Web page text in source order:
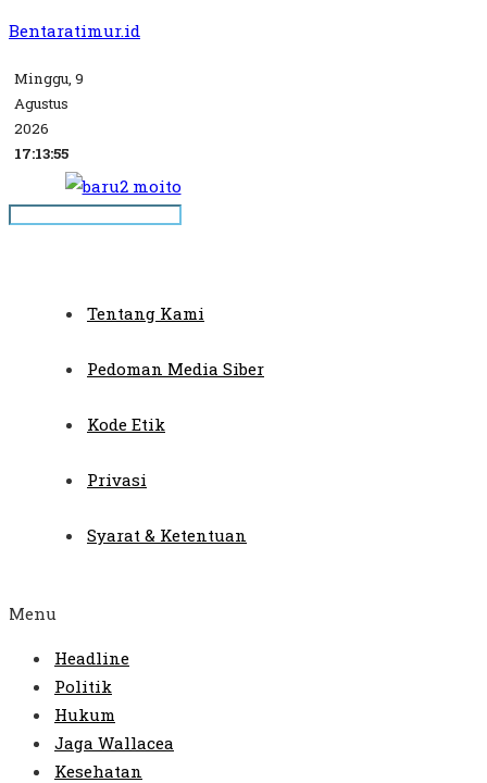
Bentaratimur.id
Minggu, 9
Agustus
2026
17:13:55
Tentang Kami
Pedoman Media Siber
Kode Etik
Privasi
Syarat & Ketentuan
Menu
Headline
Politik
Hukum
Jaga Wallacea
Kesehatan